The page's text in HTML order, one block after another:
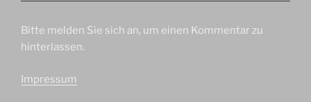
Bitte melden Sie sich an, um einen Kommentar zu
hinterlassen.
Impressum